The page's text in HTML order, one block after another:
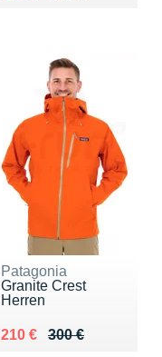
Patagonia
Granite Crest
Herren
300 €
Au lieu de 300 €
210 €
Vendu 210 €